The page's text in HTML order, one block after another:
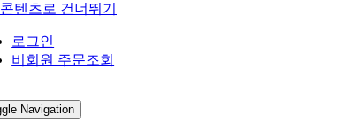
콘텐츠로 건너뛰기
로그인
비회원 주문조회
Navigation